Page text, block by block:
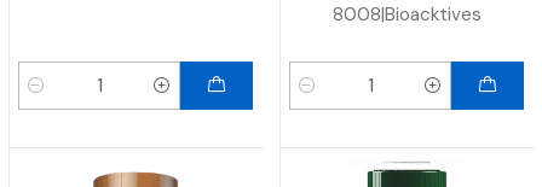
Cantidad
8008|Bioacktives
Cantidad